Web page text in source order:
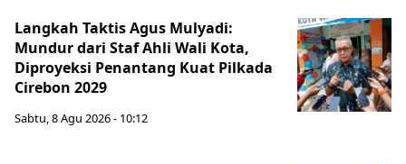
Langkah Taktis Agus Mulyadi:
Mundur dari Staf Ahli Wali Kota,
Diproyeksi Penantang Kuat Pilkada
Cirebon 2029
Sabtu, 8 Agu 2026 - 10:12